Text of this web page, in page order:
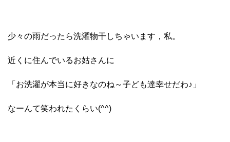
少々の雨だったら洗濯物干しちゃいます，私。
近くに住んでいるお姑さんに
「お洗濯が本当に好きなのね～子ども達幸せだわ♪」
なーんて笑われたくらい(^^)